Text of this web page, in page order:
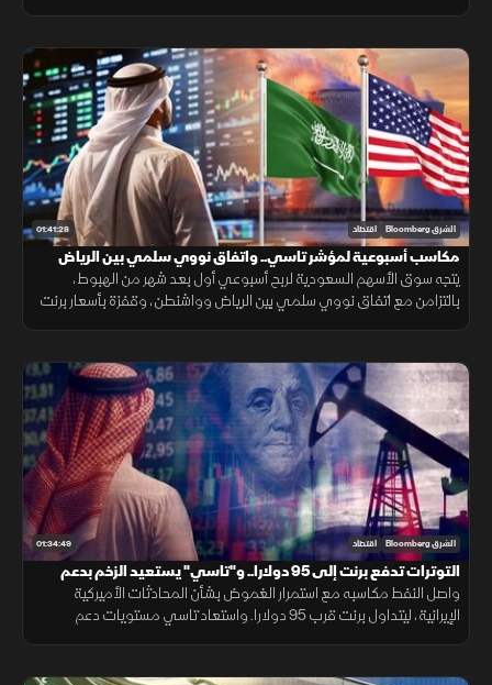
01:41:28 الشرق Bloomberg اقتصاد
مكاسب أسبوعية لمؤشر تاسي.. واتفاق نووي سلمي بين الرياض
وواشنطن
يتجه سوق الأسهم السعودية لربح أسبوعي أول بعد شهر من الهبوط،
بالتزامن مع اتفاق نووي سلمي بين الرياض وواشنطن، وقفزة بأسعار برنت
01:34:49 الشرق Bloomberg اقتصاد
التوترات تدفع برنت إلى 95 دولارا.. و"تاسي" يستعيد الزخم بدعم
القياديات
واصل النفط مكاسبه مع استمرار الغموض بشأن المحادثات الأميركية
الإيرانية، ليتداول برنت قرب 95 دولارا. واستعاد تاسي مستويات دعم